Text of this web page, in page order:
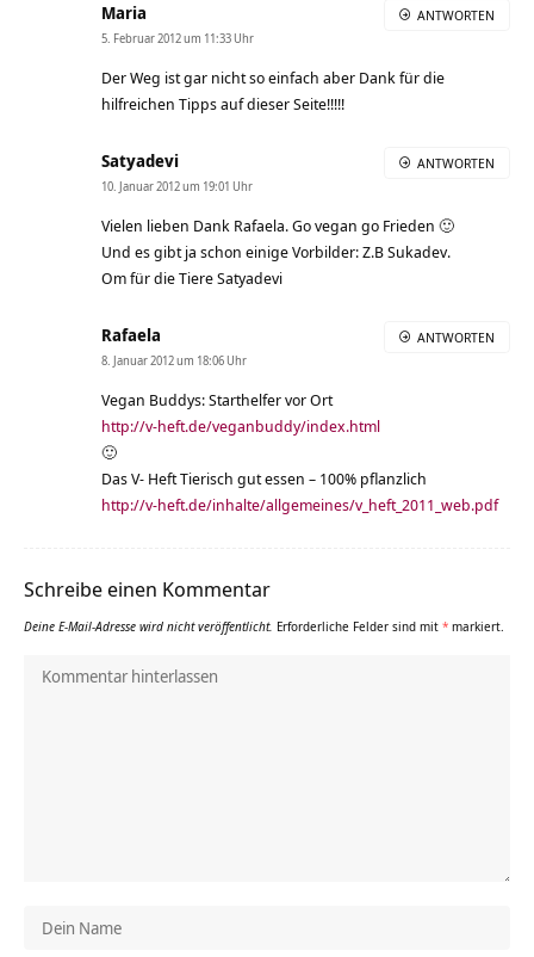
Maria
5. Februar 2012 um 11:33 Uhr
Der Weg ist gar nicht so einfach aber Dank für die
hilfreichen Tipps auf dieser Seite!!!!!
ANTWORTEN
Satyadevi
10. Januar 2012 um 19:01 Uhr
Vielen lieben Dank Rafaela. Go vegan go Frieden 🙂
Und es gibt ja schon einige Vorbilder: Z.B Sukadev.
Om für die Tiere Satyadevi
ANTWORTEN
Rafaela
8. Januar 2012 um 18:06 Uhr
Vegan Buddys: Starthelfer vor Ort
http://v-heft.de/veganbuddy/index.html
🙂
Das V- Heft Tierisch gut essen – 100% pflanzlich
http://v-heft.de/inhalte/allgemeines/v_heft_2011_web.pdf
ANTWORTEN
Schreibe einen Kommentar
Deine E-Mail-Adresse wird nicht veröffentlicht. Erforderliche Felder sind mit * markiert.